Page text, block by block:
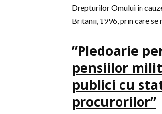
Drepturilor Omului în
Britanii, 1996, prin care se
”Pledoarie
pensiilor
publici cu
procurorilor”